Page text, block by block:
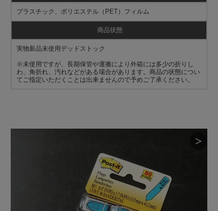
プラスチック、ポリエステル（PET）フィルム
商品状態
実物新品未使用デッドストック
※未使用ですが、長期保管や運搬により外箱には多少の折りし
わ、角折れ、汚れなどがある場合があります。商品の状態につい
てご指定いただくことは出来ませんので予めご了承ください。
＞